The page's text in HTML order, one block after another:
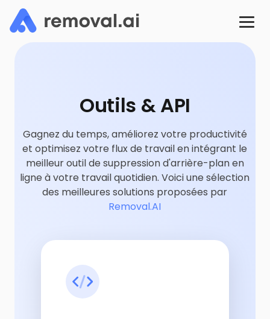
Outils & API
Gagnez du temps, améliorez votre productivité
et optimisez votre flux de travail en intégrant le
meilleur outil de suppression d'arrière-plan en
ligne à votre travail quotidien. Voici une sélection
des meilleures solutions proposées par
Removal.AI